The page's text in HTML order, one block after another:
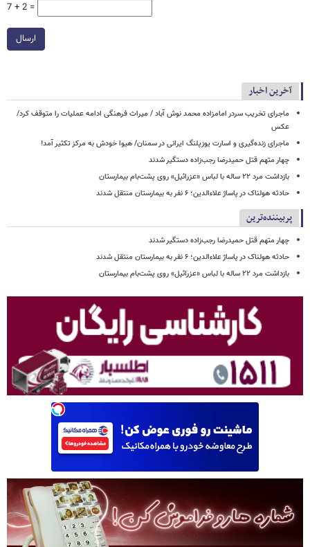
7 + 2 =
ارسال
آخرین اخبار
ماجرای تخریب سردر امامزاده محمد نوش ‌آباد / میراث فرهنگی ادامه عملیات را متوقف کرد/
عکس
ماجرای زنده‌گیری و اسارت یوزپلنگ ایرانی در سمنان/ هیوا خودش به مرکز تکثیر آمد!
چهار متهم قتل حمیدرضا رجب‌زاده دستگیر شدند
بازداشت مرد ۲۲ ساله با لباس «عزرائیل» روی پشت‌بام بیمارستان
حادثه هولناک در پاساژ علاءالدین؛ ۶ نفر به بیمارستان منتقل شدند
پربیننده‌ترین
چهار متهم قتل حمیدرضا رجب‌زاده دستگیر شدند
حادثه هولناک در پاساژ علاءالدین؛ ۶ نفر به بیمارستان منتقل شدند
بازداشت مرد ۲۲ ساله با لباس «عزرائیل» روی پشت‌بام بیمارستان